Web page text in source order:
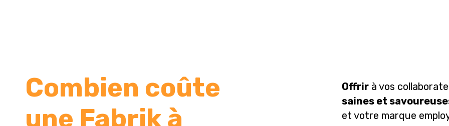
Combien coûte
une Fabrik à
Offrir à vos
saines et
et votre marque